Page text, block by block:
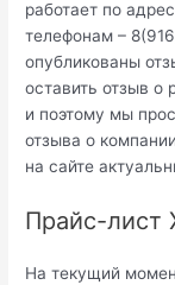
работает по
телефонам –
опубликованы
оставить отзыв о
и поэтому мы
отзыва о
на сайте
Прайс-лист
На текущий